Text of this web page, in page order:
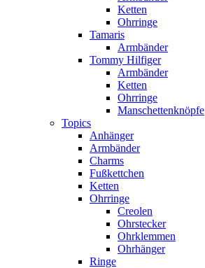
Ketten
Ohrringe
Tamaris
Armbänder
Tommy Hilfiger
Armbänder
Ketten
Ohrringe
Manschettenknöpfe
Topics
Anhänger
Armbänder
Charms
Fußkettchen
Ketten
Ohrringe
Creolen
Ohrstecker
Ohrklemmen
Ohrhänger
Ringe